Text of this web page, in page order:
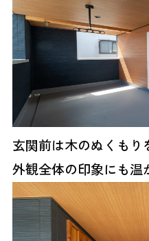
玄関前は木のぬくもり
外観全体の印象にも温